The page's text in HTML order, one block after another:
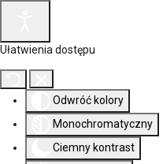
Ułatwienia dostępu
Odwróć kolory
Monochromatyczny
Ciemny kontrast